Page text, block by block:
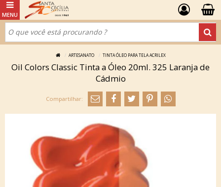
ARTESANATO TINTA ÓLEO PARA TELA ACRILEX
Oil Colors Classic Tinta a Óleo 20ml. 325 Laranja de
Cádmio